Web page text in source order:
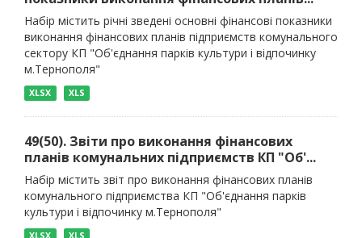
Набір містить річні зведені основні фінансові показники
виконання фінансових планів підприємств комунального
сектору КП "Об'єднання парків культури і відпочинку
м.Тернополя"
XLSX XLS
49(50). Звіти про виконання фінансових
планів комунальних підприємств КП "Об'...
Набір містить звіт про виконання фінансових планів
комунального підприємства КП "Об'єднання парків
культури і відпочинку м.Тернополя"
XLSX XLS